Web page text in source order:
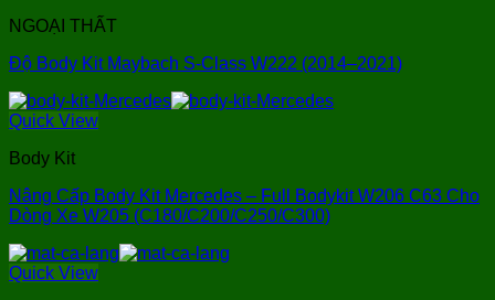
NGOẠI THẤT
Độ Body Kit Maybach S-Class W222 (2014–2021)
Quick View
Body Kit
Nâng Cấp Body Kit Mercedes – Full Bodykit W206 C63 Cho
Dòng Xe W205 (C180/C200/C250/C300)
Quick View